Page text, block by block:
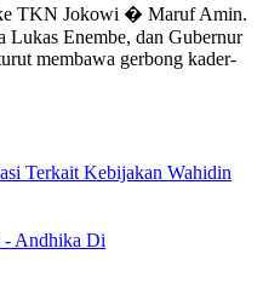
TKN Jokowi � Maruf Amin.
Lukas Enembe, dan Gubernur
membawa gerbong kader-
Terkait Kebijakan Wahidin
- Andhika Di